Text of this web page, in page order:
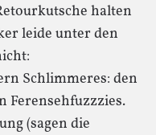
halten
leide unter den
Schlimmeres: den
Ferensehfuzzzies.
(sagen die